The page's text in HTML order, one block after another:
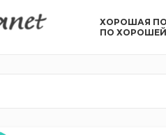
ХОРОШАЯ
ПО